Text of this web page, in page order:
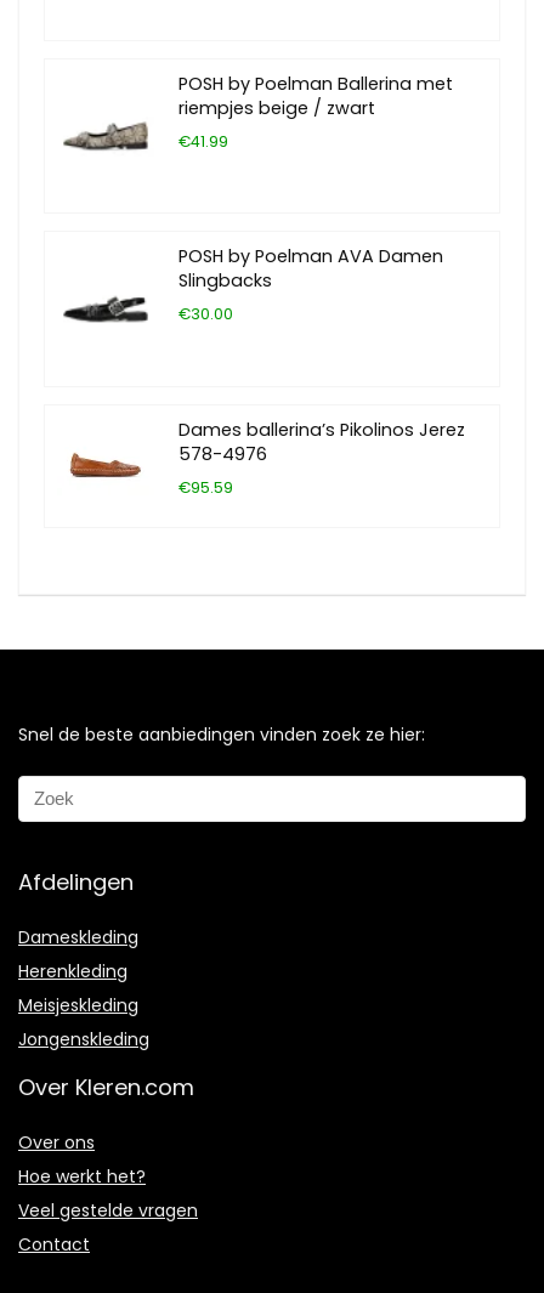
POSH by Poelman Ballerina met
riempjes beige / zwart
€41.99
POSH by Poelman AVA Damen
Slingbacks
€30.00
Dames ballerina’s Pikolinos Jerez
578-4976
€95.59
Snel de beste aanbiedingen vinden zoek ze hier:
Afdelingen
Dameskleding
Herenkleding
Meisjeskleding
Jongenskleding
Over Kleren.com
Over ons
Hoe werkt het?
Veel gestelde vragen
Contact